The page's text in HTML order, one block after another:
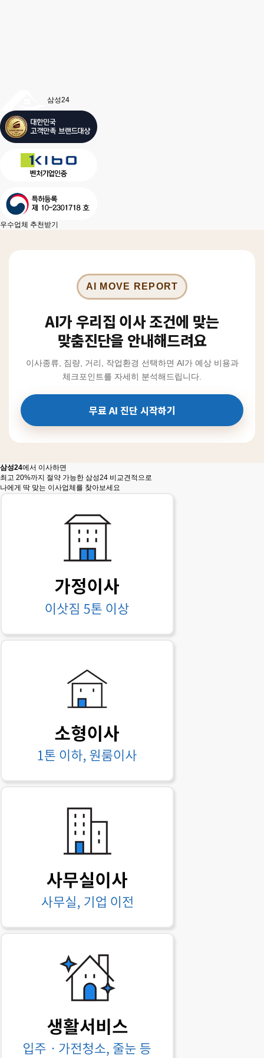
삼성24
우수업체 추천받기
AI MOVE REPORT
AI가 우리집 이사 조건에 맞는
맞춤진단을 안내해드려요
이사종류, 짐량, 거리, 작업환경 선택하면 AI가 예상 비용과
체크포인트를 자세히 분석해드립니다.
무료 AI 진단 시작하기
삼성24에서 이사하면
최고 20%까지 절약 가능한 삼성24 비교견적으로
나에게 딱 맞는 이사업체를 찾아보세요